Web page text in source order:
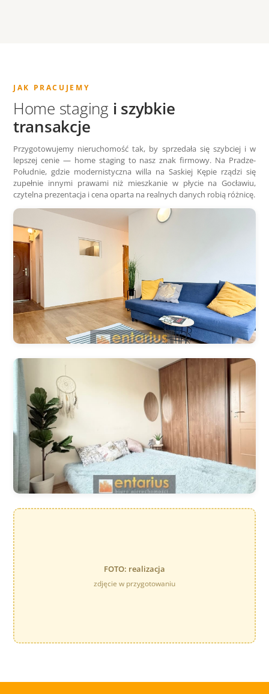
JAK PRACUJEMY
Home staging i szybkie
transakcje
Przygotowujemy nieruchomość tak, by sprzedała się szybciej i w
lepszej cenie — home staging to nasz znak firmowy. Na Pradze-
Południe, gdzie modernistyczna willa na Saskiej Kępie rządzi się
zupełnie innymi prawami niż mieszkanie w płycie na Gocławiu,
czytelna prezentacja i cena oparta na realnych danych robią różnicę.
FOTO: realizacja
zdjęcie w przygotowaniu